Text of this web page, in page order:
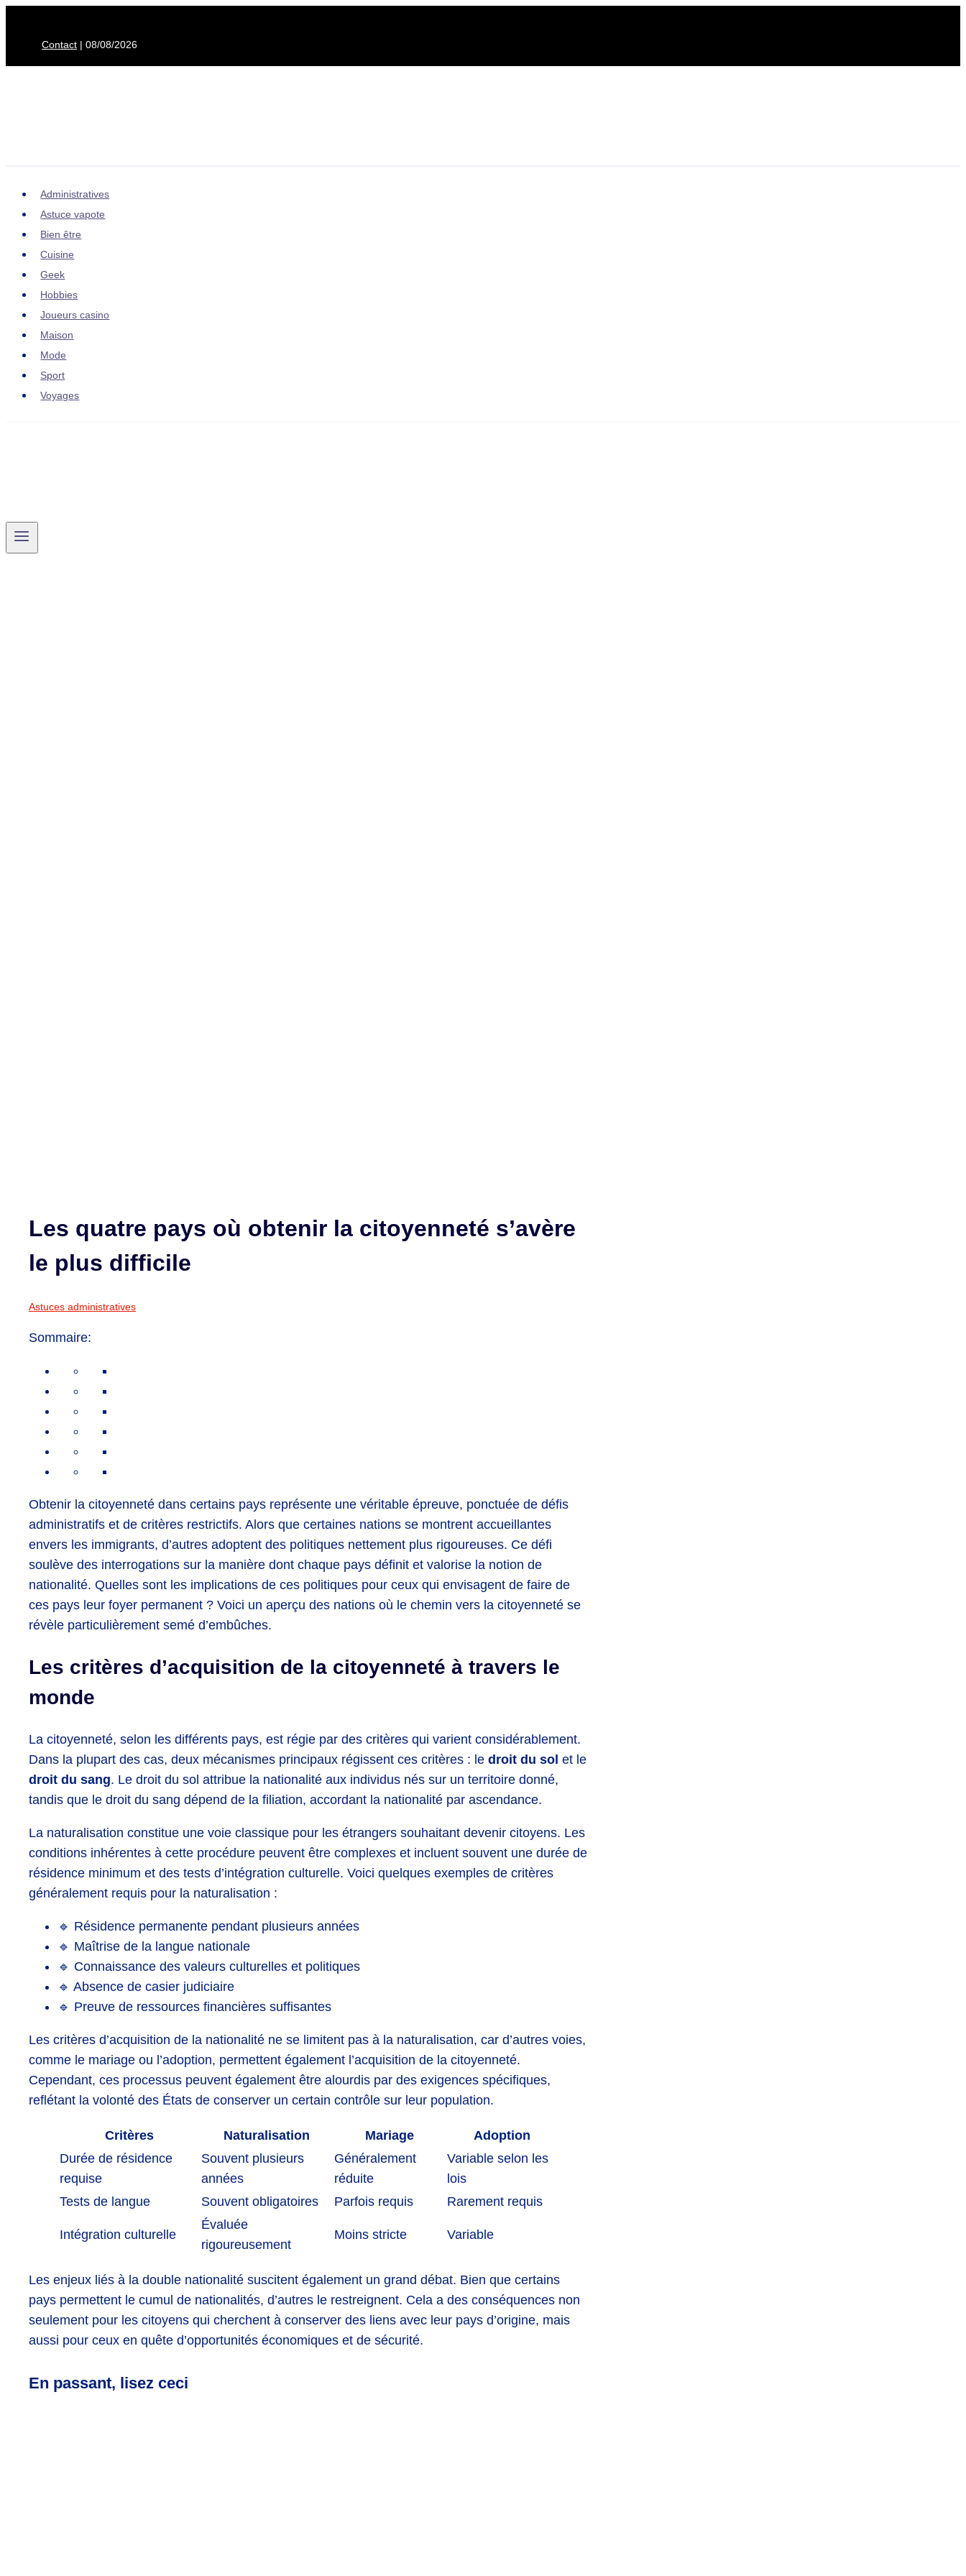
Contact | 08/08/2026
Administratives
Astuce vapote
Bien être
Cuisine
Geek
Hobbies
Joueurs casino
Maison
Mode
Sport
Voyages
Les quatre pays où obtenir la citoyenneté s’avère
le plus difficile
Astuces administratives
Sommaire:
Obtenir la citoyenneté dans certains pays représente une véritable épreuve, ponctuée de défis
administratifs et de critères restrictifs. Alors que certaines nations se montrent accueillantes
envers les immigrants, d’autres adoptent des politiques nettement plus rigoureuses. Ce défi
soulève des interrogations sur la manière dont chaque pays définit et valorise la notion de
nationalité. Quelles sont les implications de ces politiques pour ceux qui envisagent de faire de
ces pays leur foyer permanent ? Voici un aperçu des nations où le chemin vers la citoyenneté se
révèle particulièrement semé d’embûches.
Les critères d’acquisition de la citoyenneté à travers le
monde
La citoyenneté, selon les différents pays, est régie par des critères qui varient considérablement.
Dans la plupart des cas, deux mécanismes principaux régissent ces critères : le droit du sol et le
droit du sang. Le droit du sol attribue la nationalité aux individus nés sur un territoire donné,
tandis que le droit du sang dépend de la filiation, accordant la nationalité par ascendance.
La naturalisation constitue une voie classique pour les étrangers souhaitant devenir citoyens. Les
conditions inhérentes à cette procédure peuvent être complexes et incluent souvent une durée de
résidence minimum et des tests d’intégration culturelle. Voici quelques exemples de critères
généralement requis pour la naturalisation :
🔹 Résidence permanente pendant plusieurs années
🔹 Maîtrise de la langue nationale
🔹 Connaissance des valeurs culturelles et politiques
🔹 Absence de casier judiciaire
🔹 Preuve de ressources financières suffisantes
Les critères d’acquisition de la nationalité ne se limitent pas à la naturalisation, car d’autres voies,
comme le mariage ou l’adoption, permettent également l’acquisition de la citoyenneté.
Cependant, ces processus peuvent également être alourdis par des exigences spécifiques,
reflétant la volonté des États de conserver un certain contrôle sur leur population.
Critères Naturalisation Mariage
Adoption
Durée de résidence
requise
Souvent plusieurs
années
Généralement
réduite
Variable selon les
lois
Tests de langue
Souvent obligatoires Parfois requis Rarement requis
Intégration culturelle
Évaluée
rigoureusement
Moins stricte Variable
Les enjeux liés à la double nationalité suscitent également un grand débat. Bien que certains
pays permettent le cumul de nationalités, d’autres le restreignent. Cela a des conséquences non
seulement pour les citoyens qui cherchent à conserver des liens avec leur pays d’origine, mais
aussi pour ceux en quête d’opportunités économiques et de sécurité.
En passant, lisez ceci